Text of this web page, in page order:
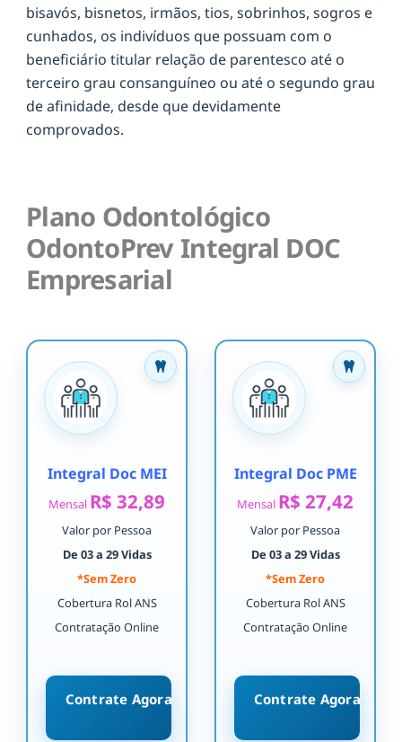
bisavós, bisnetos, irmãos, tios, sobrinhos, sogros e
cunhados, os indivíduos que possuam com o
beneficiário titular relação de parentesco até o
terceiro grau consanguíneo ou até o segundo grau
de afinidade, desde que devidamente
comprovados.
Plano Odontológico
OdontoPrev Integral DOC
Empresarial
Integral Doc MEI
Mensal R$ 32,89
Valor por Pessoa
De 03 a 29 Vidas
*Sem Zero
Cobertura Rol ANS
Contratação Online
Contrate Agora
Integral Doc PME
Mensal R$ 27,42
Valor por Pessoa
De 03 a 29 Vidas
*Sem Zero
Cobertura Rol ANS
Contratação Online
Contrate Agora